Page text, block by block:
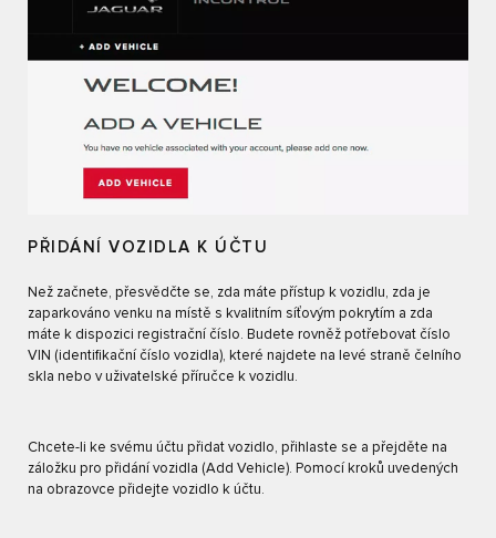
PŘIDÁNÍ VOZIDLA K ÚČTU
Než začnete, přesvědčte se, zda máte přístup k vozidlu, zda je
zaparkováno venku na místě s kvalitním síťovým pokrytím a zda
máte k dispozici registrační číslo. Budete rovněž potřebovat číslo
VIN (identifikační číslo vozidla), které najdete na levé straně čelního
skla nebo v uživatelské příručce k vozidlu.
Chcete-li ke svému účtu přidat vozidlo, přihlaste se a přejděte na
záložku pro přidání vozidla (Add Vehicle). Pomocí kroků uvedených
na obrazovce přidejte vozidlo k účtu.